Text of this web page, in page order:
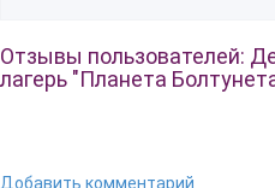
Отзывы пользователей:
лагерь "Планета
Добавить комментарий